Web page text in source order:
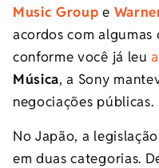
Music Group e
acordos com algumas
conforme você já leu
Música, a Sony
negociações públicas.
No Japão, a
em duas categorias.